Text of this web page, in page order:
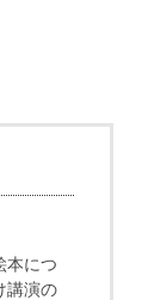
本につ
講演の